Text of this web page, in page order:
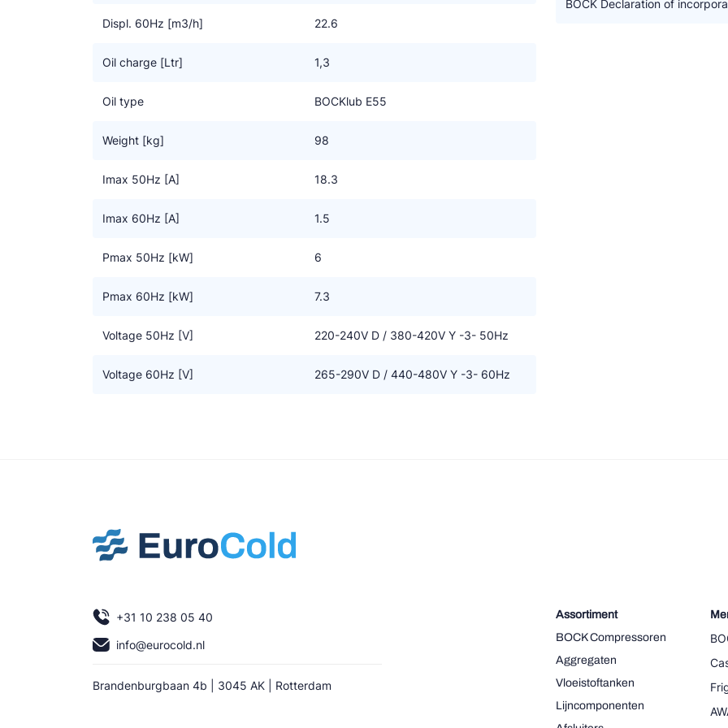
Displ. 60Hz [m3/h] 22.6
Oil charge [Ltr] 1,3
Oil type BOCKlub E55
Weight [kg] 98
Imax 50Hz [A] 18.3
Imax 60Hz [A] 1.5
Pmax 50Hz [kW] 6
Pmax 60Hz [kW] 7.3
Voltage 50Hz [V] 220-240V D / 380-420V Y -3- 50Hz
Voltage 60Hz [V] 265-290V D / 440-480V Y -3- 60Hz
BOCK Declaration of
+31 10 238 05 40
info@eurocold.nl
Brandenburgbaan 4b | 3045 AK | Rotterdam
Assortiment
BOCK Compressoren
Aggregaten
Vloeistoftanken
Lijncomponenten